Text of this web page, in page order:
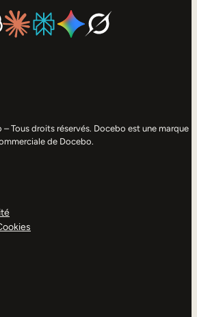
Tous droits réservés. Docebo est une marque
de Docebo.